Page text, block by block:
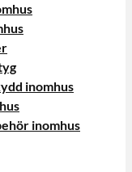
inomhus
inomhus